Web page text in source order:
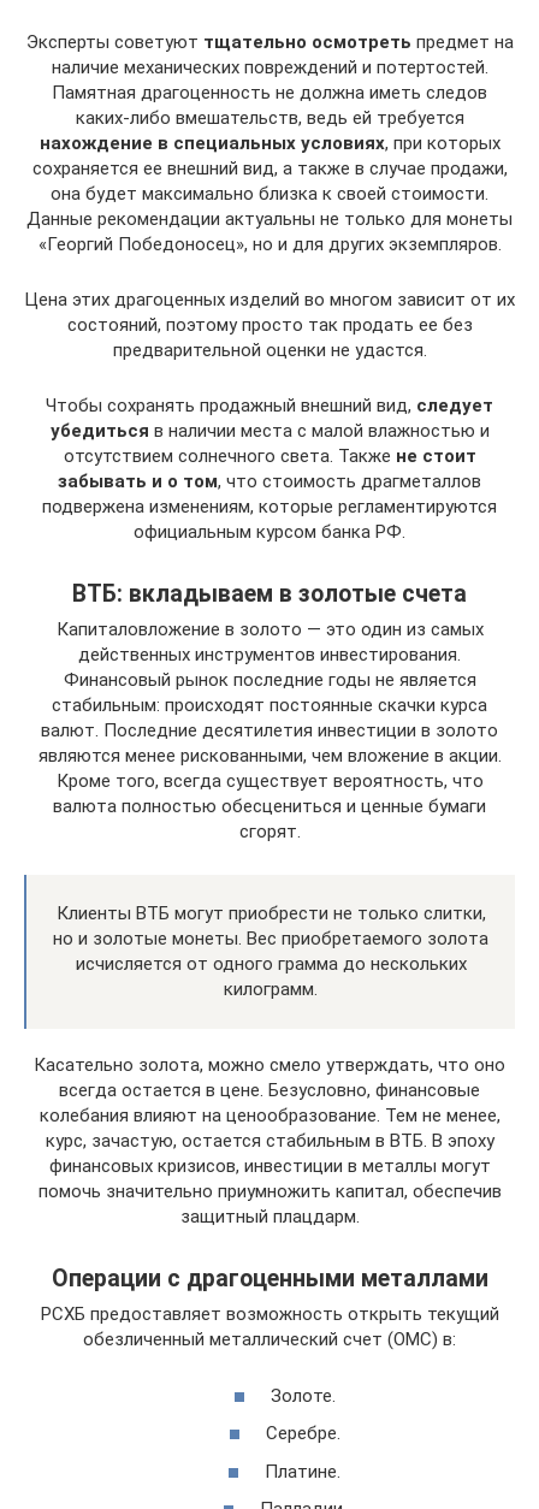
Эксперты советуют тщательно осмотреть предмет на
наличие механических повреждений и потертостей.
Памятная драгоценность не должна иметь следов
каких-либо вмешательств, ведь ей требуется
нахождение в специальных условиях, при которых
сохраняется ее внешний вид, а также в случае продажи,
она будет максимально близка к своей стоимости.
Данные рекомендации актуальны не только для монеты
«Георгий Победоносец», но и для других экземпляров.
Цена этих драгоценных изделий во многом зависит от их
состояний, поэтому просто так продать ее без
предварительной оценки не удастся.
Чтобы сохранять продажный внешний вид, следует
убедиться в наличии места с малой влажностью и
отсутствием солнечного света. Также не стоит
забывать и о том, что стоимость драгметаллов
подвержена изменениям, которые регламентируются
официальным курсом банка РФ.
ВТБ: вкладываем в золотые счета
Капиталовложение в золото — это один из самых
действенных инструментов инвестирования.
Финансовый рынок последние годы не является
стабильным: происходят постоянные скачки курса
валют. Последние десятилетия инвестиции в золото
являются менее рискованными, чем вложение в акции.
Кроме того, всегда существует вероятность, что
валюта полностью обесцениться и ценные бумаги
сгорят.
Клиенты ВТБ могут приобрести не только слитки,
но и золотые монеты. Вес приобретаемого золота
исчисляется от одного грамма до нескольких
килограмм.
Касательно золота, можно смело утверждать, что оно
всегда остается в цене. Безусловно, финансовые
колебания влияют на ценообразование. Тем не менее,
курс, зачастую, остается стабильным в ВТБ. В эпоху
финансовых кризисов, инвестиции в металлы могут
помочь значительно приумножить капитал, обеспечив
защитный плацдарм.
Операции с драгоценными металлами
РСХБ предоставляет возможность открыть текущий
обезличенный металлический счет (ОМС) в:
Золоте.
Серебре.
Платине.